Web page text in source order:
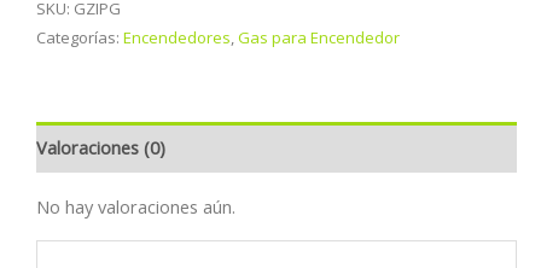
355ml
SKU: GZIPG
Categorías: Encendedores,Gas para Encendedor
Valoraciones (0)
No hay valoraciones aún.